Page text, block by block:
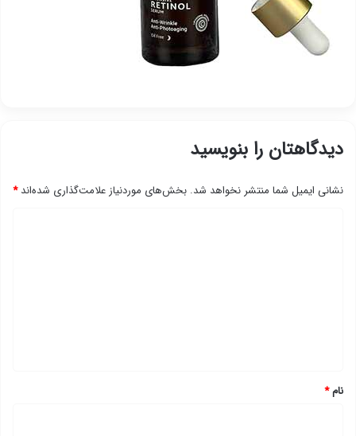
دیدگاهتان را بنویسید
نشانی ایمیل شما منتشر نخواهد شد. بخش‌های موردنیاز علامت‌گذاری شده‌اند*
نام*